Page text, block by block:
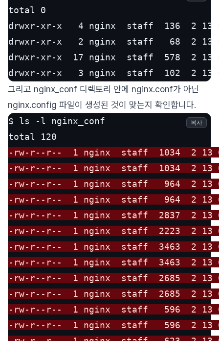
total 0
drwxr-xr-x   4 nginx  staff  136  2 13
drwxr-xr-x   2 nginx  staff   68  2 13
drwxr-xr-x  17 nginx  staff  578  2 13
drwxr-xr-x   3 nginx  staff  102  2 13
그리고 nginx_conf 디렉토리 안에 nginx.conf가 아닌
nginx.config 파일이 생성된 것이 맞는지 확인합니다.
$ ls -l nginx_conf
-rw-r--r--  1 nginx  staff  1034  2 13
-rw-r--r--  1 nginx  staff  1034  2 13
-rw-r--r--  1 nginx  staff   964  2 13
-rw-r--r--  1 nginx  staff   964  2 13
-rw-r--r--  1 nginx  staff  2837  2 13
-rw-r--r--  1 nginx  staff  2223  2 13
-rw-r--r--  1 nginx  staff  3463  2 13
-rw-r--r--  1 nginx  staff  3463  2 13
-rw-r--r--  1 nginx  staff  2685  2 13
-rw-r--r--  1 nginx  staff  2685  2 13
-rw-r--r--  1 nginx  staff   596  2 13
-rw-r--r--  1 nginx  staff   596  2 13
복사